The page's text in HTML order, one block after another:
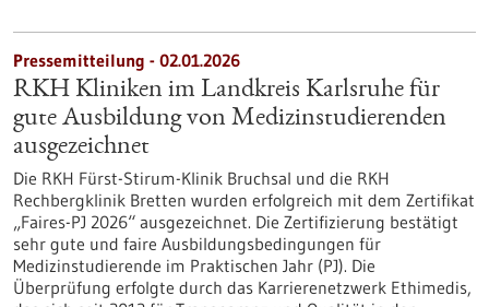
Pressemitteilung - 02.01.2026
RKH Kliniken im Landkreis Karlsruhe für
gute Ausbildung von Medizinstudierenden
ausgezeichnet
Die RKH Fürst-Stirum-Klinik Bruchsal und die RKH
Rechbergklinik Bretten wurden erfolgreich mit dem Zertifikat
„Faires-PJ 2026“ ausgezeichnet. Die Zertifizierung bestätigt
sehr gute und faire Ausbildungsbedingungen für
Medizinstudierende im Praktischen Jahr (PJ). Die
Überprüfung erfolgte durch das Karrierenetzwerk Ethimedis,